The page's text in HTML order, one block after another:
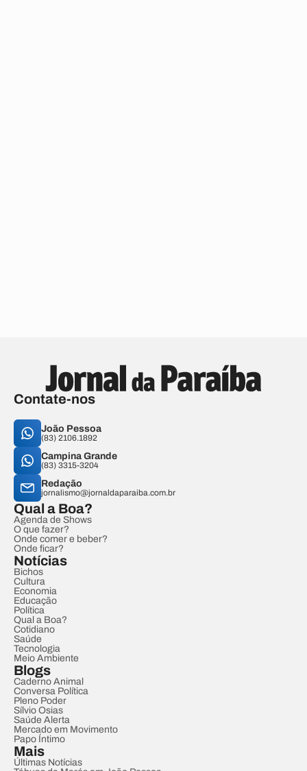
Contate-nos
João Pessoa
(83) 2106.1892
Campina Grande
(83) 3315-3204
Redação
jornalismo@jornaldaparaiba.com.br
Qual a Boa?
Agenda de Shows
O que fazer?
Onde comer e beber?
Onde ficar?
Notícias
Bichos
Cultura
Economia
Educação
Política
Qual a Boa?
Cotidiano
Saúde
Tecnologia
Meio Ambiente
Blogs
Caderno Animal
Conversa Política
Pleno Poder
Sílvio Osias
Saúde Alerta
Mercado em Movimento
Papo Íntimo
Mais
Últimas Notícias